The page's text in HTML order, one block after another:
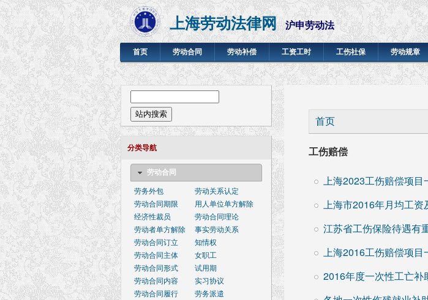
上海劳动法律网 沪申劳动法
首页 劳动合同 劳动补偿 工资工时 工伤社保 劳动规章
分类导航
劳动合同
劳务外包
劳动关系认定
劳动合同期限
用人单位单方解除
经济性裁员
劳动合同理论
劳动者单方解除
事实劳动关系
劳动合同订立
知情权
劳动合同主体
女职工
劳动合同形式
试用期
劳动合同内容
实习协议
劳动合同履行
劳务派遣
你在这里
首页
工伤赔偿
上海2023工伤赔偿项目
上海市2016年月均工
江苏省工伤保险待遇有
上海2016工伤赔偿项目
2016年度一次性工亡补